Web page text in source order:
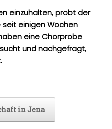
einzuhalten, probt der
seit einigen Wochen
eine Chorprobe
und nachgefragt,
in Jena